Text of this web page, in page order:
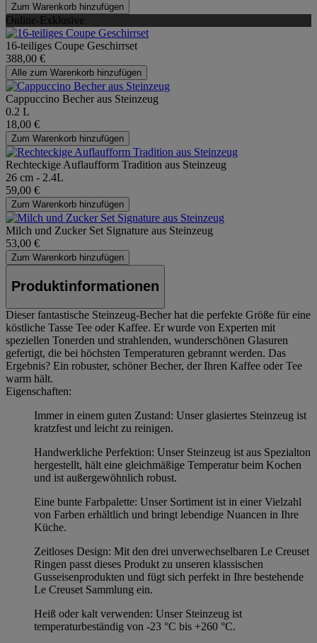
Zum Warenkorb hinzufügen
Online-Exklusive
16-teiliges Coupe Geschirrset
388,00 €
Alle zum Warenkorb hinzufügen
Cappuccino Becher aus Steinzeug
0.2 L
18,00 €
Zum Warenkorb hinzufügen
Rechteckige Auflaufform Tradition aus Steinzeug
26 cm - 2.4L
59,00 €
Zum Warenkorb hinzufügen
Milch und Zucker Set Signature aus Steinzeug
53,00 €
Zum Warenkorb hinzufügen
Produktinformationen
Dieser fantastische Steinzeug-Becher hat die perfekte Größe für eine
köstliche Tasse Tee oder Kaffee. Er wurde von Experten mit
speziellen Tonerden und strahlenden, wunderschönen Glasuren
gefertigt, die bei höchsten Temperaturen gebrannt werden. Das
Ergebnis? Ein robuster, schöner Becher, der Ihren Kaffee oder Tee
warm hält.
Eigenschaften:
Immer in einem guten Zustand: Unser glasiertes Steinzeug ist
kratzfest und leicht zu reinigen.
Handwerkliche Perfektion: Unser Steinzeug ist aus Spezialton
hergestellt, hält eine gleichmäßige Temperatur beim Kochen
und ist außergewöhnlich robust.
Eine bunte Farbpalette: Unser Sortiment ist in einer Vielzahl
von Farben erhältlich und bringt lebendige Nuancen in Ihre
Küche.
Zeitloses Design: Mit den drei unverwechselbaren Le Creuset
Ringen passt dieses Produkt zu unseren klassischen
Gusseisenprodukten und fügt sich perfekt in Ihre bestehende
Le Creuset Sammlung ein.
Heiß oder kalt verwenden: Unser Steinzeug ist
temperaturbeständig von -23 °C bis +260 °C.